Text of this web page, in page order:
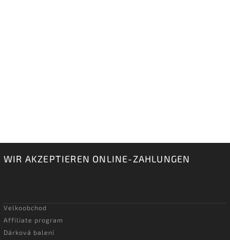
WIR AKZEPTIEREN ONLINE-ZAHLUNGEN
Velkoobchod
Affiliate program
Dárková balení